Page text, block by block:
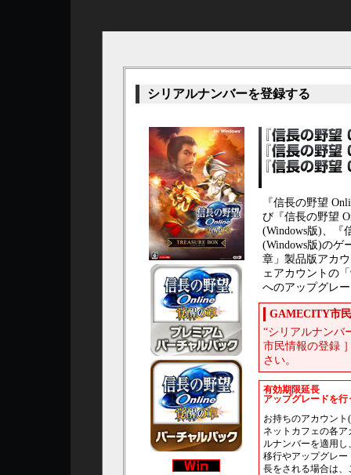
シリアルナンバーを登録する
『信長の野望
び『信長の野望
(Windows版)、『
(Windows版)のゲ
章」製品版アカ
ェアカウントの
へのアップグレ
GAMECITY市
“シリアルナンバ
市民情報の登録
さい。
有効期限延長
アップグレードを行
お持ちのアカウン
ネットカフェの各
ルナンバーを適用
移行やアップグレ
長をされる場合は